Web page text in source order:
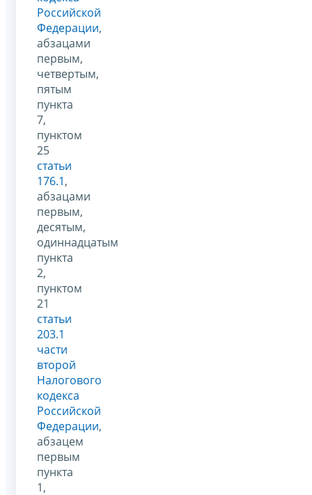
Российской
Федерации,
абзацами
первым,
четвертым,
пятым
пункта
7,
пунктом
25
статьи
176.1,
абзацами
первым,
десятым,
одиннадцатым
пункта
2,
пунктом
21
статьи
203.1
части
второй
Налогового
кодекса
Российской
Федерации,
абзацем
первым
пункта
1,